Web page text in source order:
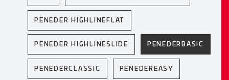
PENEDER HIGHLINEFLAT
PENEDER HIGHLINESLIDE PENEDERBASIC
PENEDERCLASSIC PENEDEREASY